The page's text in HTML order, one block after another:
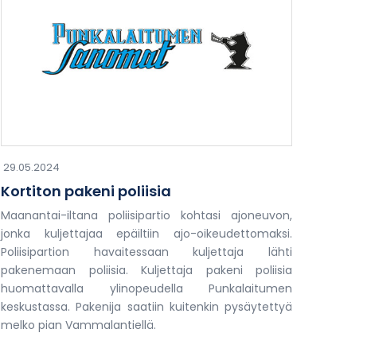
29.05.2024
Kortiton pakeni poliisia
Maanantai-iltana poliisipartio kohtasi ajoneuvon,
jonka kuljettajaa epäiltiin ajo-oikeudettomaksi.
Poliisipartion havaitessaan kuljettaja lähti
pakenemaan poliisia. Kuljettaja pakeni poliisia
huomattavalla ylinopeudella Punkalaitumen
keskustassa. Pakenija saatiin kuitenkin pysäytettyä
melko pian Vammalantiellä.